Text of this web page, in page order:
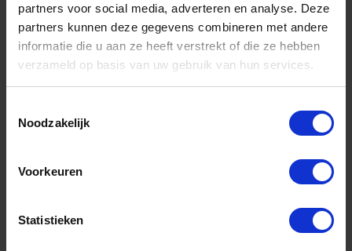
partners voor social media, adverteren en analyse. Deze
partners kunnen deze gegevens combineren met andere
informatie die u aan ze heeft verstrekt of die ze hebben
verzameld op basis van uw gebruik van hun services.
Noodzakelijk
Voorkeuren
Statistieken
Voorraad: 5 op voorraad
Prijs per 1 Stuk